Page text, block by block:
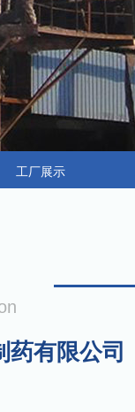
工厂展示
有限公司